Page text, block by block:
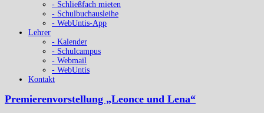
- Schließfach mieten
- Schulbuchausleihe
- WebUntis-App
Lehrer
- Kalender
- Schulcampus
- Webmail
- WebUntis
Kontakt
Premierenvorstellung „Leonce und Lena“